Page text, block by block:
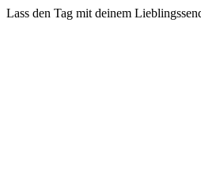
Lass den Tag mit deinem